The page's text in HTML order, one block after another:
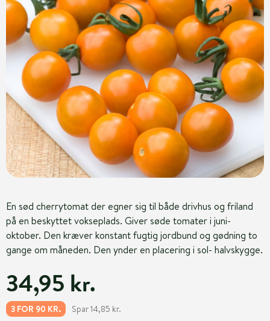
En sød cherrytomat der egner sig til både drivhus og friland
på en beskyttet vokseplads. Giver søde tomater i juni-
oktober. Den kræver konstant fugtig jordbund og gødning to
gange om måneden. Den ynder en placering i sol- halvskygge.
34,95 kr.
3 FOR 90 KR. Spar 14,85 kr.